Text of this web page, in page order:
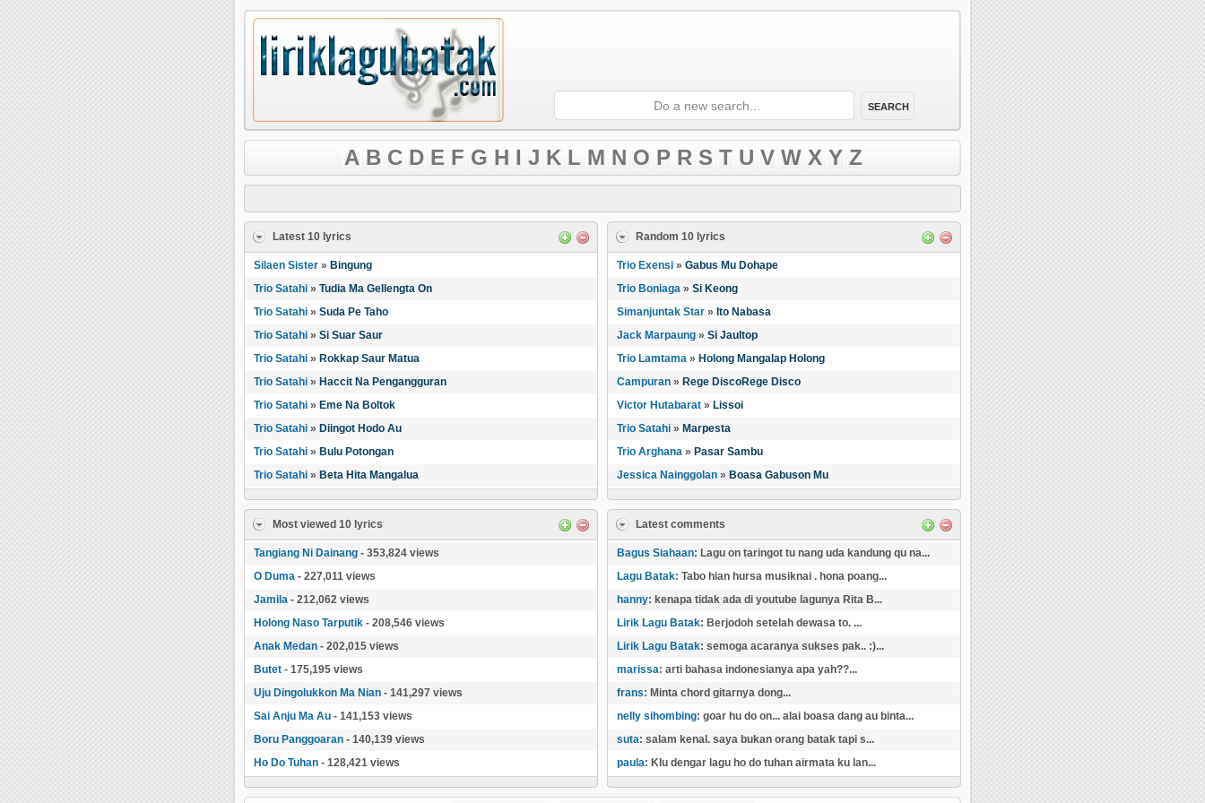
A B C D E F G H I J K L M N O P R S T U V W X Y Z
Latest 10 lyrics
Silaen Sister » Bingung
Trio Satahi » Tudia Ma Gellengta On
Trio Satahi » Suda Pe Taho
Trio Satahi » Si Suar Saur
Trio Satahi » Rokkap Saur Matua
Trio Satahi » Haccit Na Pengangguran
Trio Satahi » Eme Na Boltok
Trio Satahi » Diingot Hodo Au
Trio Satahi » Bulu Potongan
Trio Satahi » Beta Hita Mangalua
Most viewed 10 lyrics
Tangiang Ni Dainang - 353,824 views
O Duma - 227,011 views
Jamila - 212,062 views
Holong Naso Tarputik - 208,546 views
Anak Medan - 202,015 views
Butet - 175,195 views
Uju Dingolukkon Ma Nian - 141,297 views
Sai Anju Ma Au - 141,153 views
Boru Panggoaran - 140,139 views
Ho Do Tuhan - 128,421 views
Random 10 lyrics
Trio Exensi » Gabus Mu Dohape
Trio Boniaga » Si Keong
Simanjuntak Star » Ito Nabasa
Jack Marpaung » Si Jaultop
Trio Lamtama » Holong Mangalap Holong
Campuran » Rege DiscoRege Disco
Victor Hutabarat » Lissoi
Trio Satahi » Marpesta
Trio Arghana » Pasar Sambu
Jessica Nainggolan » Boasa Gabuson Mu
Latest comments
Bagus Siahaan: Lagu on taringot tu nang uda kandung qu na...
Lagu Batak: Tabo hian hursa musiknai . hona poang...
hanny: kenapa tidak ada di youtube lagunya Rita B...
Lirik Lagu Batak: Berjodoh setelah dewasa to. ...
Lirik Lagu Batak: semoga acaranya sukses pak.. :)...
marissa: arti bahasa indonesianya apa yah??...
frans: Minta chord gitarnya dong...
nelly sihombing: goar hu do on... alai boasa dang au binta...
suta: salam kenal. saya bukan orang batak tapi s...
paula: Klu dengar lagu ho do tuhan airmata ku lan...